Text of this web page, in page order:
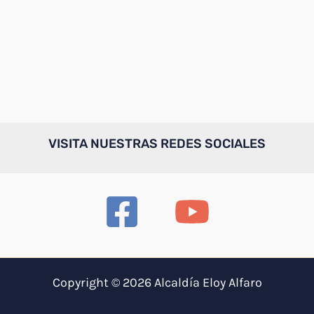
VISITA NUESTRAS REDES SOCIALES
Copyright © 2026 Alcaldía Eloy Alfaro